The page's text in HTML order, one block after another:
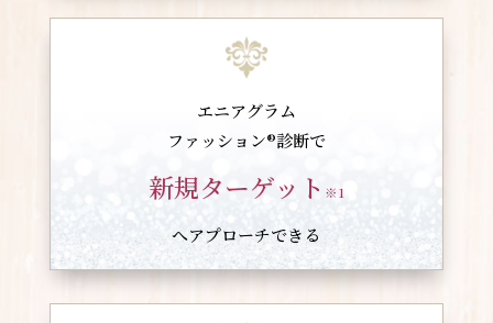
エニアグラム
ファッション®︎診断で
新規ターゲット ※1
へアプローチできる